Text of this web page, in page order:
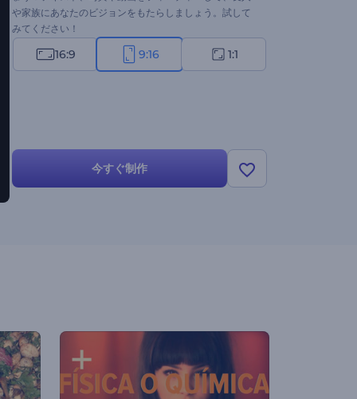
や家族にあなたのビジョンをもたらしましょう。試して
みてください！
16:9 9:16 1:1
今すぐ制作